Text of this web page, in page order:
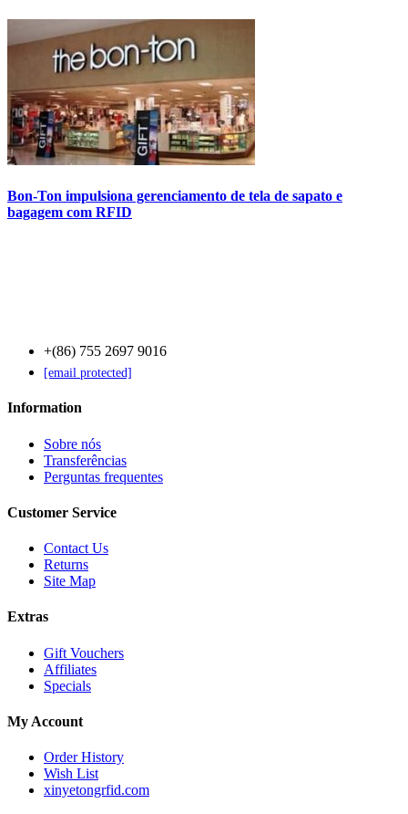
Bon-Ton impulsiona gerenciamento de tela de sapato e
bagagem com RFID
+(86) 755 2697 9016
[email protected]
Information
Sobre nós
Transferências
Perguntas frequentes
Customer Service
Contact Us
Returns
Site Map
Extras
Gift Vouchers
Affiliates
Specials
My Account
Order History
Wish List
xinyetongrfid.com